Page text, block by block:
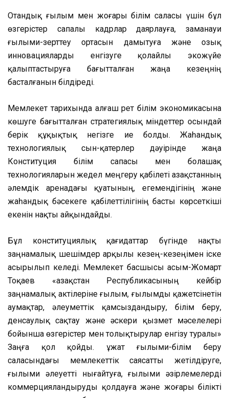
Отандық ғылым мен жоғары білім саласы үшін бұл
өзгерістер сапалы кадрлар даярлауға, заманауи
ғылыми-зерттеу ортасын дамытуға және озық
инновацияларды енгізуге қолайлы экожүйе
қалыптастыруға бағытталған жаңа кезеңнің
басталғанын білдіреді.
Мемлекет тарихында алғаш рет білім экономикасына
көшуге бағытталған стратегиялық міндеттер осындай
берік құқықтық негізге ие болды. Жаһандық
технологиялық сын-қатерлер дәуірінде жаңа
Конституция білім сапасы мен болашақ
технологияларын жедел меңгеру қабілеті Қазақстанның
әлемдік аренадағы қуатының, егемендігінің және
жаһандық бәсекеге қабілеттілігінің басты көрсеткіші
екенін нақты айқындайды.
Бұл конституциялық қағидаттар бүгінде нақты
заңнамалық шешімдер арқылы кезең-кезеңімен іске
асырылып келеді. Мемлекет басшысы Қасым-Жомарт
Тоқаев «Қазақстан Республикасының кейбір
заңнамалық актілеріне ғылым, ғылымды қажетсінетін
аумақтар, әлеуметтік қамсыздандыру, білім беру,
денсаулық сақтау және әскери қызмет мәселелері
бойынша өзгерістер мен толықтырулар енгізу туралы»
Заңға қол қойды. Құжат ғылыми-білім беру
саласындағы мемлекеттік саясатты жетілдіруге,
ғылыми әлеуетті нығайтуға, ғылыми әзірлемелерді
коммерцияландыруды қолдауға және жоғары білікті